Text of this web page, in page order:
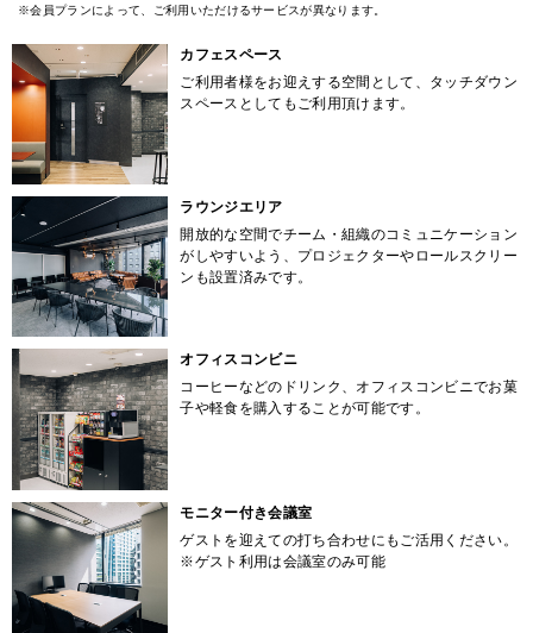
カフェスペース
ご利用者様をお迎えする空間として、タッチダウン
スペースとしてもご利用頂けます。
ラウンジエリア
開放的な空間でチーム・組織のコミュニケーション
がしやすいよう、プロジェクターやロールスクリー
ンも設置済みです。
オフィスコンビニ
コーヒーなどのドリンク、オフィスコンビニでお菓
子や軽食を購入することが可能です。
モニター付き会議室
ゲストを迎えての打ち合わせにもご活用ください。
※ゲスト利用は会議室のみ可能
※会員プランによって、ご利用いただけるサービスが異なります。